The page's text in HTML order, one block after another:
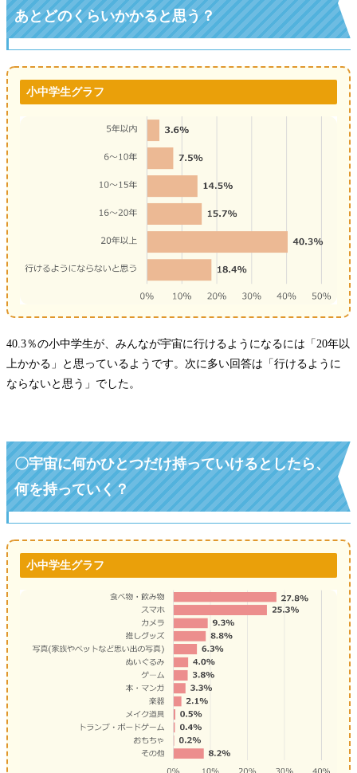
あとどのくらいかかると思う？
小中学生グラフ
40.3％の小中学生が、みんなが宇宙に行けるようになるには「20年以
上かかる」と思っているようです。次に多い回答は「行けるように
ならないと思う」でした。
〇宇宙に何かひとつだけ持っていけるとしたら、
何を持っていく？
小中学生グラフ